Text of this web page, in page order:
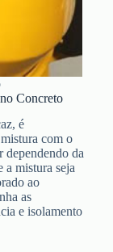
Concreto
é
com o
dependendo da
a mistura seja
ao
as
e isolamento